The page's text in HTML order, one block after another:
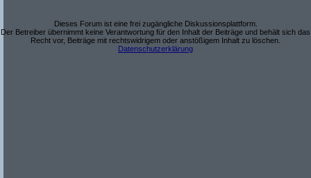
Dieses Forum ist eine frei zugängliche Diskussionsplattform.
Der Betreiber übernimmt keine Verantwortung für den Inhalt der Beiträge und behält sich das
Recht vor, Beiträge mit rechtswidrigem oder anstößigem Inhalt zu löschen.
Datenschutzerklärung